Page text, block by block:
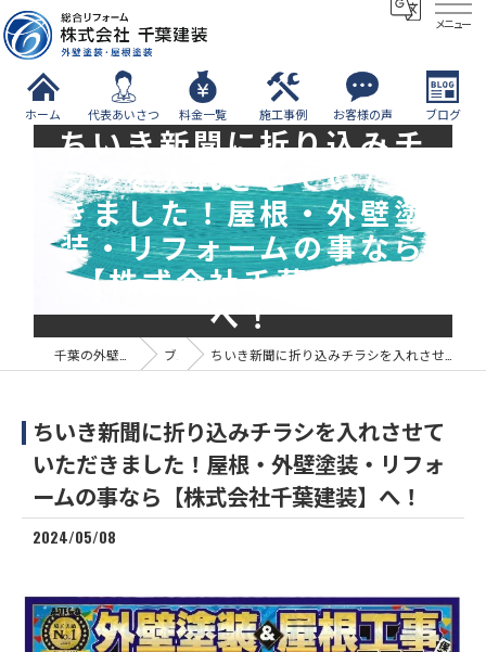
メニュー
ホーム 代表あいさつ 料金一覧 施工事例 お客様の声 ブログ
ちいき新聞に折り込みチ
ラシを入れさせていただ
きました！屋根・外壁塗
装・リフォームの事なら
【株式会社千葉建装】
へ！
ブログ ちいき新聞に折り込みチラシを入れさせていただきました！屋根・外壁塗装・リフォームの事なら【株式会社千葉建装】へ！
ちいき新聞に折り込みチラシを入れさせて
いただきました！屋根・外壁塗装・リフォ
ームの事なら【株式会社千葉建装】へ！
2024/05/08